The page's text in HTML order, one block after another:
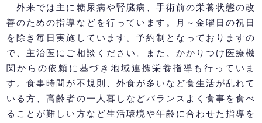
外来では主に糖尿病や腎臓病、手術前の栄養状態の改
善のための指導などを行っています。月～金曜日の祝日
を除き毎日実施しています。予約制となっておりますの
で、主治医にご相談ください。また、かかりつけ医療機
関からの依頼に基づき地域連携栄養指導も行っていま
す。食事時間が不規則、外食が多いなど食生活が乱れて
いる方、高齢者の一人暮しなどバランスよく食事を食べ
ることが難しい方など生活環境や年齢に合わせた指導を